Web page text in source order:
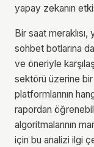
yapay zekanın
Bir saat
sohbet botlarına
ve öneriyle
sektörü üzerine bir
platformlarının
rapordan
algoritmalarının
için bu analizi ilgi